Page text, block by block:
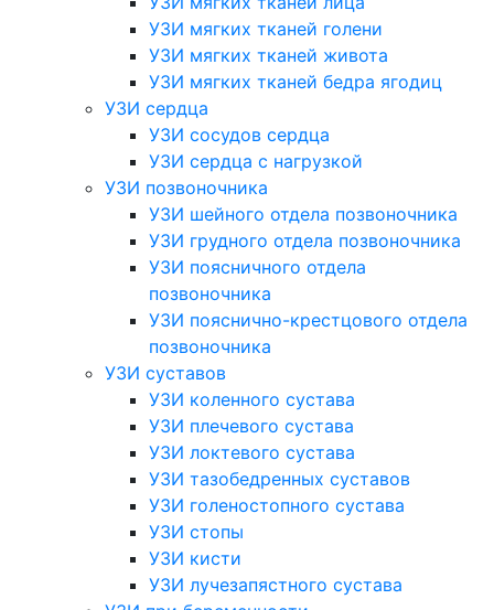
УЗИ мягких тканей голени
УЗИ мягких тканей живота
УЗИ мягких тканей бедра ягодиц
УЗИ сердца
УЗИ сосудов сердца
УЗИ сердца с нагрузкой
УЗИ позвоночника
УЗИ шейного отдела позвоночника
УЗИ грудного отдела позвоночника
УЗИ поясничного отдела
позвоночника
УЗИ пояснично-крестцового отдела
позвоночника
УЗИ суставов
УЗИ коленного сустава
УЗИ плечевого сустава
УЗИ локтевого сустава
УЗИ тазобедренных суставов
УЗИ голеностопного сустава
УЗИ стопы
УЗИ кисти
УЗИ лучезапястного сустава